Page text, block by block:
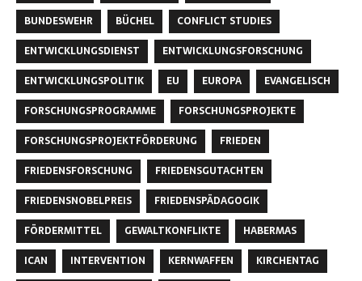
BUNDESWEHR
BÜCHEL
CONFLICT STUDIES
ENTWICKLUNGSDIENST
ENTWICKLUNGSFORSCHUNG
ENTWICKLUNGSPOLITIK
EU EUROPA
EVANGELISCH
FORSCHUNGSPROGRAMME
FORSCHUNGSPROJEKTE
FORSCHUNGSPROJEKTFÖRDERUNG
FRIEDEN
FRIEDENSFORSCHUNG
FRIEDENSGUTACHTEN
FRIEDENSNOBELPREIS
FRIEDENSPÄDAGOGIK
FÖRDERMITTEL
GEWALTKONFLIKTE
HABERMAS
ICAN
INTERVENTION KERNWAFFEN
KIRCHENTAG